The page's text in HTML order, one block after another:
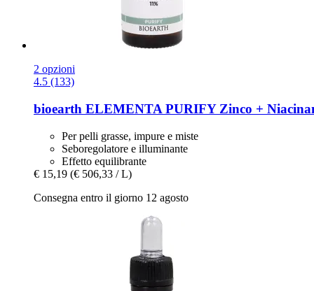
2 opzioni
4.5 (133)
bioearth ELEMENTA PURIFY Zinco +
Per pelli grasse, impure e miste
Seboregolatore e illuminante
Effetto equilibrante
€ 15,19 (€ 506,33 / L)
Consegna entro il giorno 12 agosto